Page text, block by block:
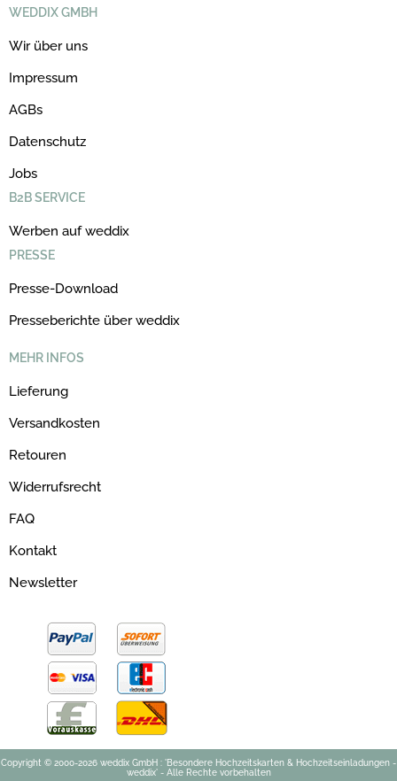
WEDDIX GMBH
Wir über uns
Impressum
AGBs
Datenschutz
Jobs
B2B SERVICE
Werben auf weddix
PRESSE
Presse-Download
Presseberichte über weddix
MEHR INFOS
Lieferung
Versandkosten
Retouren
Widerrufsrecht
FAQ
Kontakt
Newsletter
Copyright © 2000-2026 weddix GmbH : 'Besondere Hochzeitskarten & Hochzeitseinladungen -
weddix' - Alle Rechte vorbehalten